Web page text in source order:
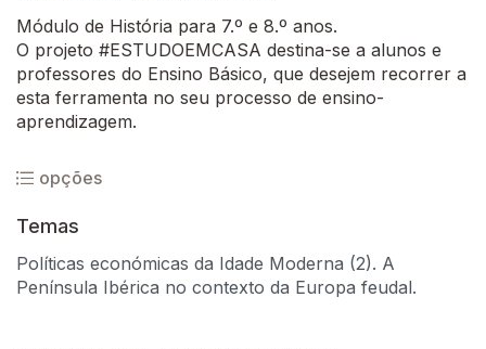
Módulo de História para 7.º e 8.º anos.
O projeto #ESTUDOEMCASA destina-se a alunos e
professores do Ensino Básico, que desejem recorrer a
esta ferramenta no seu processo de ensino-
aprendizagem.
opções
Temas
Políticas económicas da Idade Moderna (2). A
Península Ibérica no contexto da Europa feudal.